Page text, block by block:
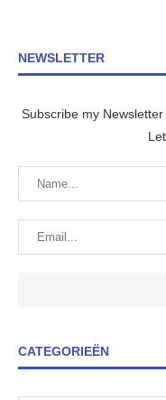
NEWSLETTER
Subscribe my
CATEGORIEËN